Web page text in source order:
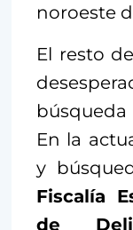
noroeste
El resto
En la
y
Fiscalía
de